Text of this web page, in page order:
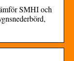
SMHI och